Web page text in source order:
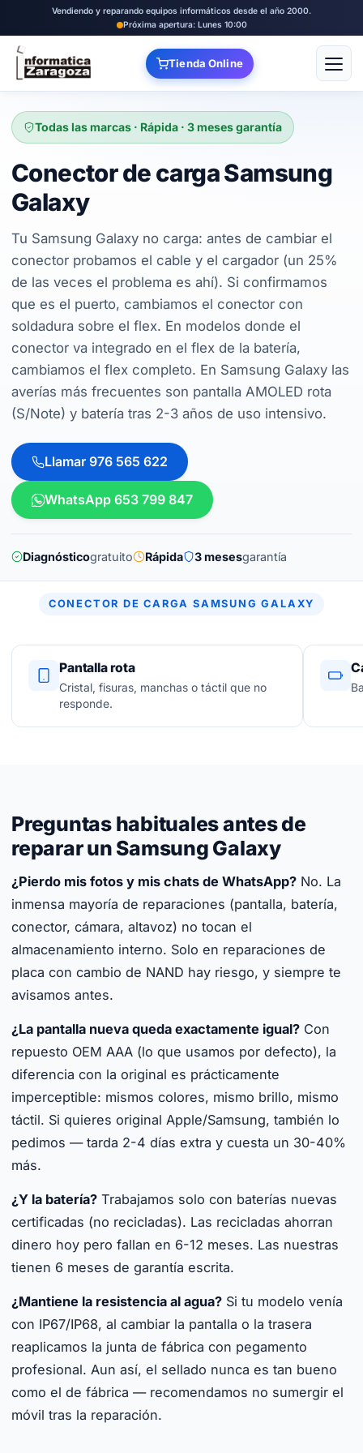
Vendiendo y reparando equipos informáticos desde el año 2000.
Próxima apertura: Lunes 10:00
Tienda Online Abrir
Todas las marcas · Rápida · 3 meses garantía
Conector de carga Samsung
Galaxy
Tu Samsung Galaxy no carga: antes de cambiar el
conector probamos el cable y el cargador (un 25%
de las veces el problema es ahí). Si confirmamos
que es el puerto, cambiamos el conector con
soldadura sobre el flex. En modelos donde el
conector va integrado en el flex de la batería,
cambiamos el flex completo. En Samsung Galaxy las
averías más frecuentes son pantalla AMOLED rota
(S/Note) y batería tras 2-3 años de uso intensivo.
Llamar 976 565 622
WhatsApp 653 799 847
Diagnósticogratuito Rápida 3 mesesgarantía
CONECTOR DE CARGA SAMSUNG GALAXY
Pantalla rota
Cristal, fisuras, manchas o táctil que no
responde.
Preguntas habituales antes de
reparar un Samsung Galaxy
¿Pierdo mis fotos y mis chats de WhatsApp? No. La
inmensa mayoría de reparaciones (pantalla, batería,
conector, cámara, altavoz) no tocan el
almacenamiento interno. Solo en reparaciones de
placa con cambio de NAND hay riesgo, y siempre te
avisamos antes.
¿La pantalla nueva queda exactamente igual? Con
repuesto OEM AAA (lo que usamos por defecto), la
diferencia con la original es prácticamente
imperceptible: mismos colores, mismo brillo, mismo
táctil. Si quieres original Apple/Samsung, también lo
pedimos — tarda 2-4 días extra y cuesta un 30-40%
más.
¿Y la batería? Trabajamos solo con baterías nuevas
certificadas (no recicladas). Las recicladas ahorran
dinero hoy pero fallan en 6-12 meses. Las nuestras
tienen 6 meses de garantía escrita.
¿Mantiene la resistencia al agua? Si tu modelo venía
con IP67/IP68, al cambiar la pantalla o la trasera
reaplicamos la junta de fábrica con pegamento
profesional. Aun así, el sellado nunca es tan bueno
como el de fábrica — recomendamos no sumergir el
móvil tras la reparación.